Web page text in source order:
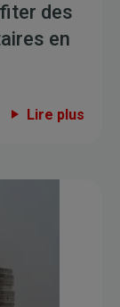
des
en
Lire plus